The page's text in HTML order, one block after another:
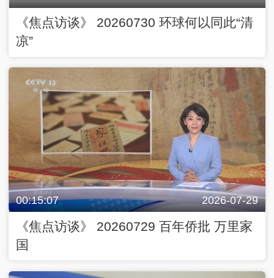
《焦点访谈》 20260730 环球何以同此“清
凉”
00:15:07 2026-07-29
《焦点访谈》 20260729 百年侨批 万里家
国